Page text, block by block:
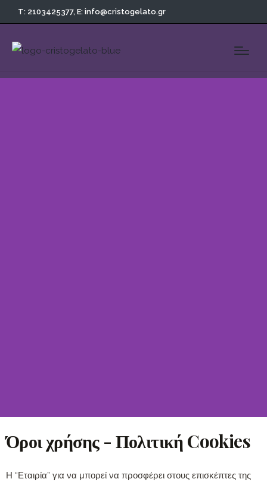
T: 2103425377, E: info@cristogelato.gr
Όροι χρήσης - Πολιτική Cookies
Η “Εταιρία” για να μπορεί να προσφέρει στους επισκέπτες της